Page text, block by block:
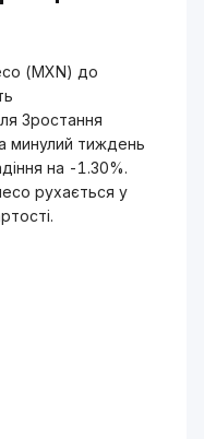
(MXN) до
Зростання
минулий тиждень
на -1.30%.
рухається у